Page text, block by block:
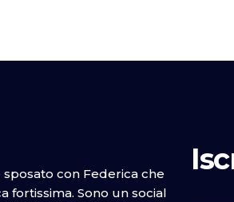
sposato con Federica che
fortissima. Sono un social